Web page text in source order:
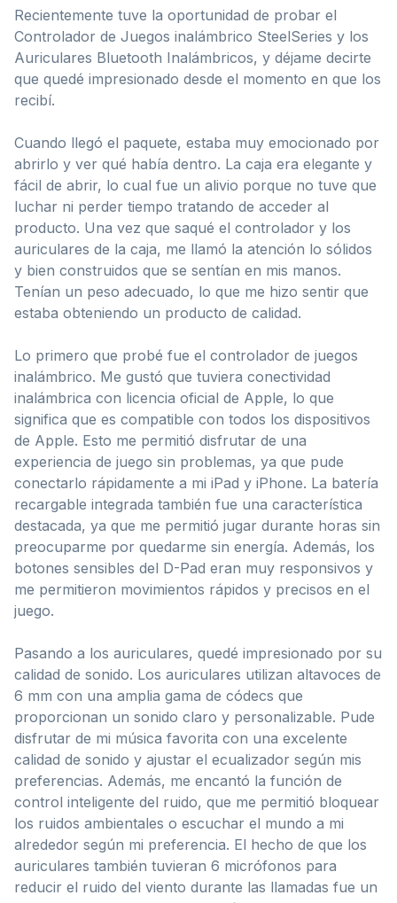
Recientemente tuve la oportunidad de probar el
Controlador de Juegos inalámbrico SteelSeries y los
Auriculares Bluetooth Inalámbricos, y déjame decirte
que quedé impresionado desde el momento en que los
recibí.
Cuando llegó el paquete, estaba muy emocionado por
abrirlo y ver qué había dentro. La caja era elegante y
fácil de abrir, lo cual fue un alivio porque no tuve que
luchar ni perder tiempo tratando de acceder al
producto. Una vez que saqué el controlador y los
auriculares de la caja, me llamó la atención lo sólidos
y bien construidos que se sentían en mis manos.
Tenían un peso adecuado, lo que me hizo sentir que
estaba obteniendo un producto de calidad.
Lo primero que probé fue el controlador de juegos
inalámbrico. Me gustó que tuviera conectividad
inalámbrica con licencia oficial de Apple, lo que
significa que es compatible con todos los dispositivos
de Apple. Esto me permitió disfrutar de una
experiencia de juego sin problemas, ya que pude
conectarlo rápidamente a mi iPad y iPhone. La batería
recargable integrada también fue una característica
destacada, ya que me permitió jugar durante horas sin
preocuparme por quedarme sin energía. Además, los
botones sensibles del D-Pad eran muy responsivos y
me permitieron movimientos rápidos y precisos en el
juego.
Pasando a los auriculares, quedé impresionado por su
calidad de sonido. Los auriculares utilizan altavoces de
6 mm con una amplia gama de códecs que
proporcionan un sonido claro y personalizable. Pude
disfrutar de mi música favorita con una excelente
calidad de sonido y ajustar el ecualizador según mis
preferencias. Además, me encantó la función de
control inteligente del ruido, que me permitió bloquear
los ruidos ambientales o escuchar el mundo a mi
alrededor según mi preferencia. El hecho de que los
auriculares también tuvieran 6 micrófonos para
reducir el ruido del viento durante las llamadas fue un